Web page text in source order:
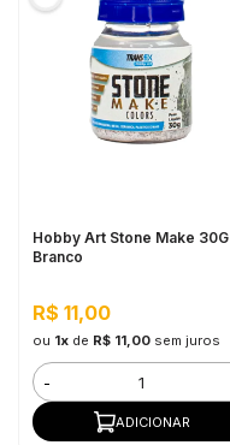
Hobby Art Stone Make 30G
Branco
R$ 11,00
ou 1xde R$ 11,00 sem juros
-
ADICIONAR